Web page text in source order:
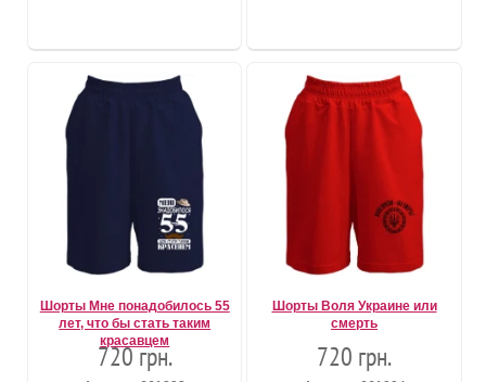
Шорты Мне понадобилось 55
лет, что бы стать таким
красавцем
720 грн.
Шорты Воля Украине или
смерть
720 грн.